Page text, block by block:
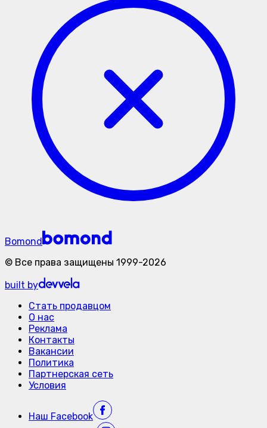
Bomond
© Все права защищены 1999-2026
built by
Стать продавцом
О нас
Реклама
Контакты
Вакансии
Политика
Партнерская сеть
Условия
Наш Facebook